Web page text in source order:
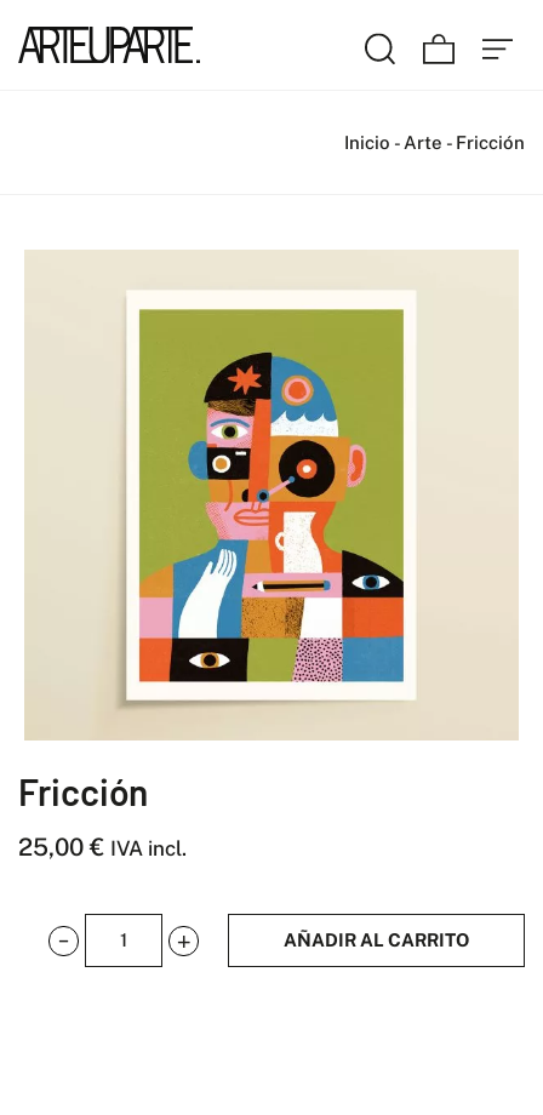
Inicio - Arte - Fricción
Fricción
25,00€ IVA incl.
Fricción
AÑADIR AL CARRITO